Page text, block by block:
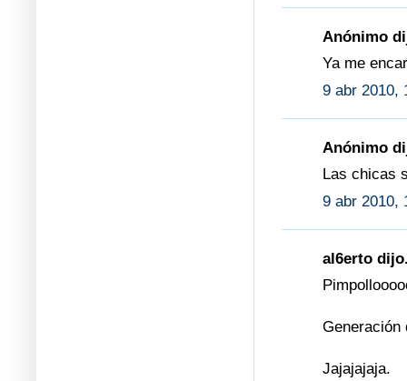
Anónimo
Ya me
9 abr 2010,
Anónimo
Las chicas
9 abr 2010,
al6erto
Generación
Jajajajaja.